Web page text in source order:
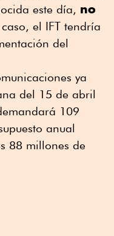
este día, no
el IFT tendría
del
ya
del 15 de abril
109
anual
88 millones de